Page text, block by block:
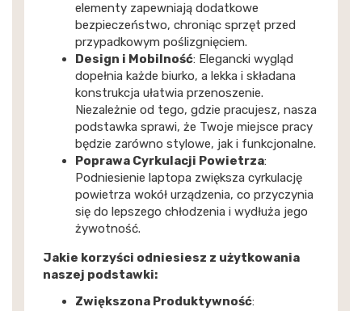
elementy zapewniają dodatkowe
bezpieczeństwo, chroniąc sprzęt przed
przypadkowym poślizgnięciem.
Design i Mobilność: Elegancki wygląd
dopełnia każde biurko, a lekka i składana
konstrukcja ułatwia przenoszenie.
Niezależnie od tego, gdzie pracujesz, nasza
podstawka sprawi, że Twoje miejsce pracy
będzie zarówno stylowe, jak i funkcjonalne.
Poprawa Cyrkulacji Powietrza:
Podniesienie laptopa zwiększa cyrkulację
powietrza wokół urządzenia, co przyczynia
się do lepszego chłodzenia i wydłuża jego
żywotność.
Jakie korzyści odniesiesz z użytkowania
naszej podstawki:
Zwiększona Produktywność: